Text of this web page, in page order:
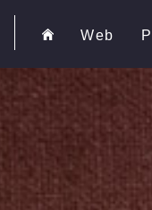
Web